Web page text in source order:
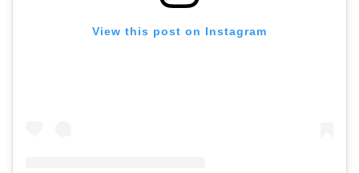
View this post on Instagram